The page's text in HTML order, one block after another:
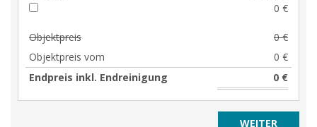
0 €
Objektpreis
0 €
Objektpreis vom
0 €
Endpreis inkl. Endreinigung
0 €